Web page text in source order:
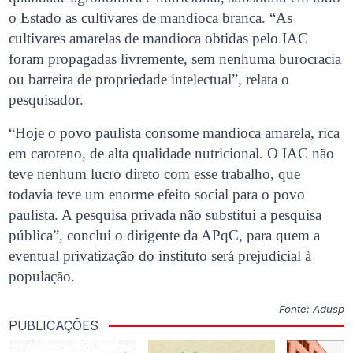
o Estado as cultivares de mandioca branca. “As
cultivares amarelas de mandioca obtidas pelo IAC
foram propagadas livremente, sem nenhuma burocracia
ou barreira de propriedade intelectual”, relata o
pesquisador.
“Hoje o povo paulista consome mandioca amarela, rica
em caroteno, de alta qualidade nutricional. O IAC não
teve nenhum lucro direto com esse trabalho, que
todavia teve um enorme efeito social para o povo
paulista. A pesquisa privada não substitui a pesquisa
pública”, conclui o dirigente da APqC, para quem a
eventual privatização do instituto será prejudicial à
população.
Fonte: Adusp
PUBLICAÇÕES